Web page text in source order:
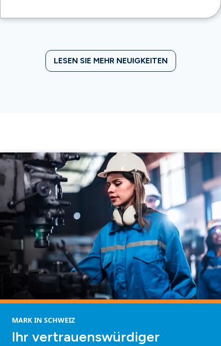
LESEN SIE MEHR NEUIGKEITEN
MARK IN SCHWEIZ
Ihr vertrauenswürdiger